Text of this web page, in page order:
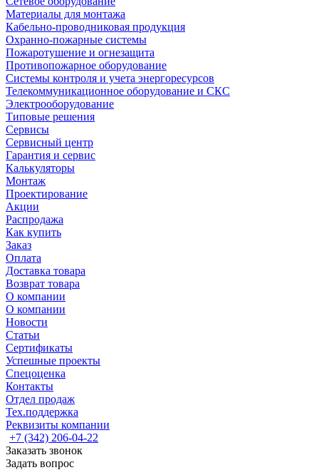
Материалы для монтажа
Кабельно-проводниковая продукция
Охранно-пожарные системы
Пожаротушение и огнезащита
Противопожарное оборудование
Системы контроля и учета энергоресурсов
Телекоммуникационное оборудование и СКС
Электрооборудование
Типовые решения
Сервисы
Сервисный центр
Гарантия и сервис
Калькуляторы
Монтаж
Проектирование
Акции
Распродажа
Как купить
Заказ
Оплата
Доставка товара
Возврат товара
О компании
О компании
Новости
Статьи
Сертификаты
Успешные проекты
Спецоценка
Контакты
Отдел продаж
Тех.поддержка
Реквизиты компании
+7 (342) 206-04-22
Заказать звонок
Задать вопрос